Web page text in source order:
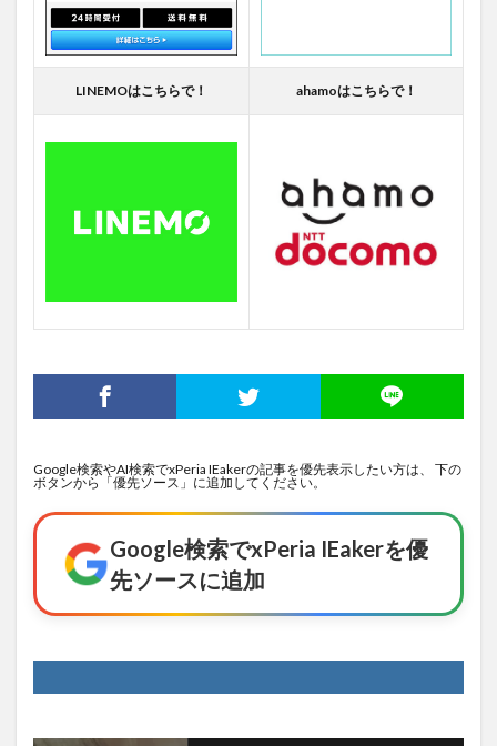
LINEMOはこちらで！ ahamoはこちらで！
Google検索やAI検索でxPeria IEakerの記事を優先表示したい方は、 下の
ボタンから「優先ソース」に追加してください。
Google検索でxPeria IEakerを優
先ソースに追加